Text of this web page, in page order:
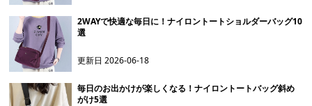
2WAYで快適な毎日に！ナイロントートショルダーバッグ10
選
更新日2026-06-18
毎日のお出かけが楽しくなる！ナイロントートバッグ斜め
がけ5選